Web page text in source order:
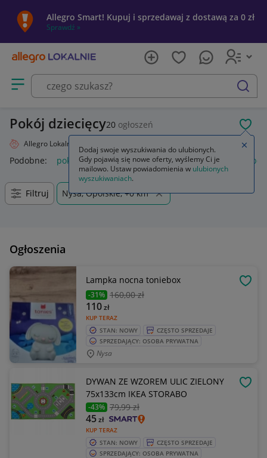
Allegro Smart! Kupuj i sprzedawaj z dostawą za 0 zł
Sprawdź »
Otwórz menu z kategoriami
szukaj
Pokój dziecięcy20 ogłoszeń
Allegro Lokalnie
Podobne: pokój dziecięcy tapeta pokój dziecięcy meble
Filtruj Nysa, Opolskie, +0 km
Ogłoszenia
Lampka nocna toniebox
-31% 160,00 zł
KUP TERAZ
110zł
STAN: NOWY
CZĘSTO SPRZEDAJE
SPRZEDAJĄCY: OSOBA PRYWATNA
Nysa
DYWAN ZE WZOREM ULIC ZIELONY
75x133cm IKEA STORABO
-43% 79,99 zł
KUP TERAZ
45zł
STAN: NOWY
CZĘSTO SPRZEDAJE
SPRZEDAJĄCY: OSOBA PRYWATNA
Dodaj swoje wyszukiwania do ulubionych.
Gdy pojawią się nowe oferty, wyślemy Ci je
mailowo. Ustaw powiadomienia w ulubionych
wyszukiwaniach.